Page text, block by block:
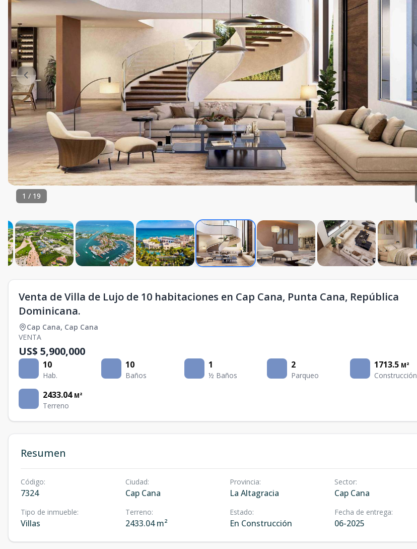
1 / 19
Venta de Villa de Lujo de 10 habitaciones en Cap Cana, Punta Cana, República
Dominicana.
Cap Cana, Cap Cana
VENTA
US$ 5,900,000
10
Hab.
10
Baños
1
½ Baños
2
Parqueo
1713.5 M²
Construcción
2433.04 M²
Terreno
Resumen
Código:
7324
Ciudad:
Cap Cana
Provincia:
La Altagracia
Sector:
Cap Cana
Tipo de inmueble:
Villas
Terreno:
2433.04 m²
Estado:
En Construcción
Fecha de entrega:
06-2025